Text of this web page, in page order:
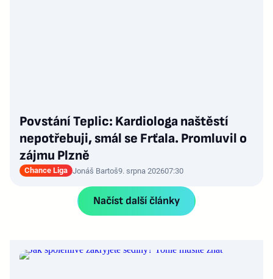
Povstání Teplic: Kardiologa naštěstí
nepotřebuji, smál se Frťala. Promluvil o
zájmu Plzně
Chance Liga Jonáš Bartoš9. srpna 202607:30
Načíst další články